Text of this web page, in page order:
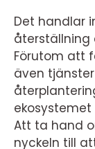
Det handlar
återställning
Förutom att
även
Att ta hand
nyckeln till